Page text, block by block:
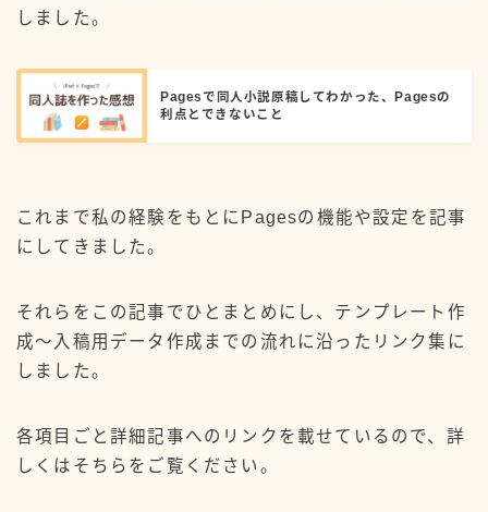
しました。
Pagesで同人小説原稿してわかった、Pagesの
利点とできないこと
これまで私の経験をもとにPagesの機能や設定を記事
にしてきました。
それらをこの記事でひとまとめにし、テンプレート作
成〜入稿用データ作成までの流れに沿ったリンク集に
しました。
各項目ごと詳細記事へのリンクを載せているので、詳
しくはそちらをご覧ください。